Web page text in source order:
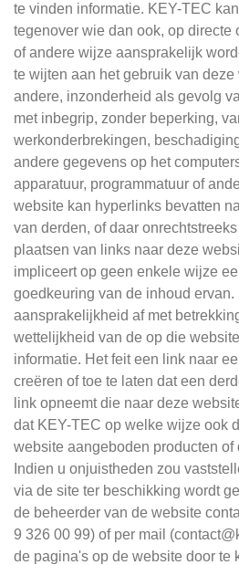
te vinden informatie. KEY-TEC
tegenover wie dan ook, op directe
of andere wijze aansprakelijk
te wijten aan het gebruik van deze
andere, inzonderheid als gevolg
met inbegrip, zonder beperking,
werkonderbrekingen,
andere gegevens op het
apparatuur, programmatuur of
website kan hyperlinks bevatten
van derden, of daar
plaatsen van links naar deze
impliceert op geen enkele wijze
goedkeuring van de inhoud
aansprakelijkheid af met
wettelijkheid van de op die
informatie. Het feit een link naar
creëren of toe te laten dat een
link opneemt die naar deze
dat KEY-TEC op welke wijze ook
website aangeboden producten of
Indien u onjuistheden zou
via de site ter beschikking wordt
de beheerder van de website
9 326 00 99) of per mail
de pagina's op de website door te